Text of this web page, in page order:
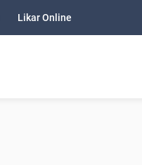
Likar Online